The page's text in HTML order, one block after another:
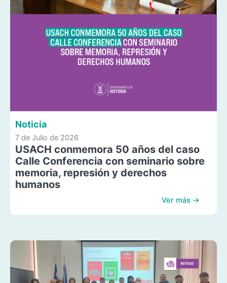
Noticia
7 de Julio de 2026
USACH conmemora 50 años del caso
Calle Conferencia con seminario sobre
memoria, represión y derechos
humanos
Ver más →